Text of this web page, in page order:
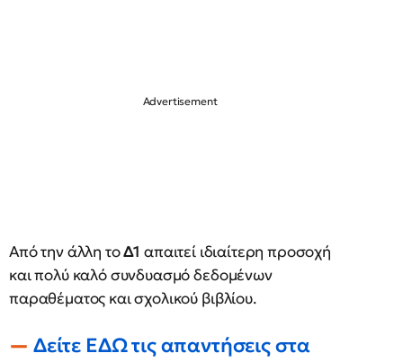
Από την άλλη τοΔ1 απαιτεί ιδιαίτερη προσοχή
και πολύ καλό συνδυασμό δεδομένων
παραθέματος και σχολικού βιβλίου.
Δείτε ΕΔΩ τις απαντήσεις στα